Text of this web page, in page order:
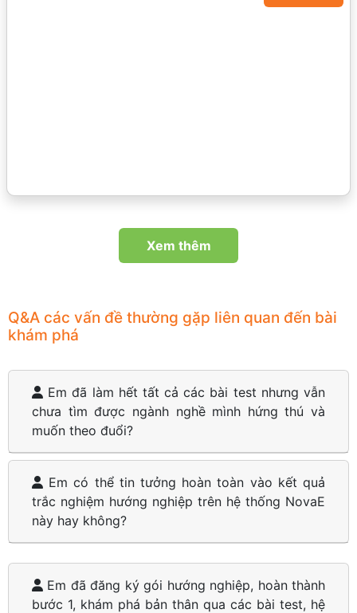
Xem thêm
Q&A các vấn đề thường gặp liên quan đến bài
khám phá
Em đã làm hết tất cả các bài test nhưng vẫn
chưa tìm được ngành nghề mình hứng thú và
muốn theo đuổi?
Em có thể tin tưởng hoàn toàn vào kết quả
trắc nghiệm hướng nghiệp trên hệ thống NovaE
này hay không?
Em đã đăng ký gói hướng nghiệp, hoàn thành
bước 1, khám phá bản thân qua các bài test, hệ